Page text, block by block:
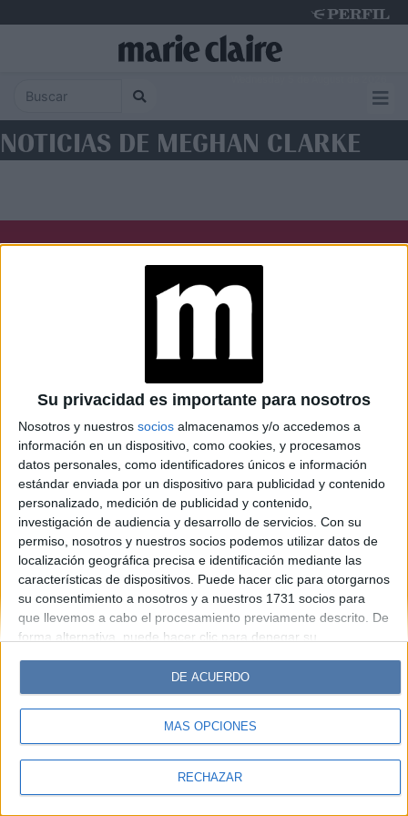
Su privacidad es importante para nosotros
Nosotros y nuestros socios almacenamos y/o accedemos a
información en un dispositivo, como cookies, y procesamos
datos personales, como identificadores únicos e información
estándar enviada por un dispositivo para publicidad y contenido
personalizado, medición de publicidad y contenido,
investigación de audiencia y desarrollo de servicios. Con su
permiso, nosotros y nuestros socios podemos utilizar datos de
localización geográfica precisa e identificación mediante las
características de dispositivos. Puede hacer clic para otorgarnos
su consentimiento a nosotros y a nuestros 1731 socios para
que llevemos a cabo el procesamiento previamente descrito. De
forma alternativa, puede hacer clic para denegar su
cambiar sus preferencias antes de otorgar su consentimiento.
Tenga en cuenta que algún procesamiento de sus datos
personales puede no requerir de su consentimiento, pero usted
tiene el derecho de rechazar tal procesamiento. Sus
sus preferencias o retirar su consentimiento en cualquier
MÁS OPCIONES
RECHAZAR
DE ACUERDO
NOTICIAS DE MEGHAN CLARKE
Caras Noticias
Weekend Parabrisas
Look
Luz Mía Lunateen Break BATimes
© Perfil.com 2006-2019 - Todos los derechos reservados
Registro de Propiedad Intelectual: Nro. 5346433